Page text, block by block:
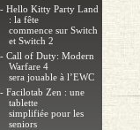
- Hello Kitty Party Land
: la fête
commence sur Switch
et Switch 2
- Call of Duty: Modern
Warfare 4
sera jouable à l’EWC
- Facilotab Zen : une
tablette
simplifiée pour les
seniors